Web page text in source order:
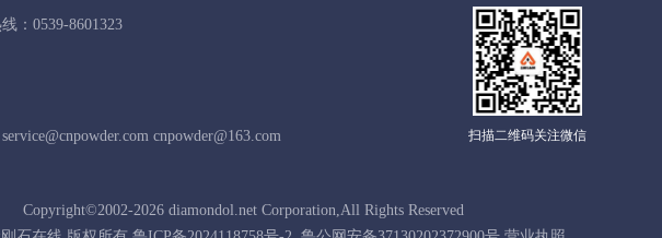
：0539-8601323
cnpowder@163.com 扫描二维码关注微信
Copyright©2002-2026 diamondol.net Corporation,All Rights Reserved